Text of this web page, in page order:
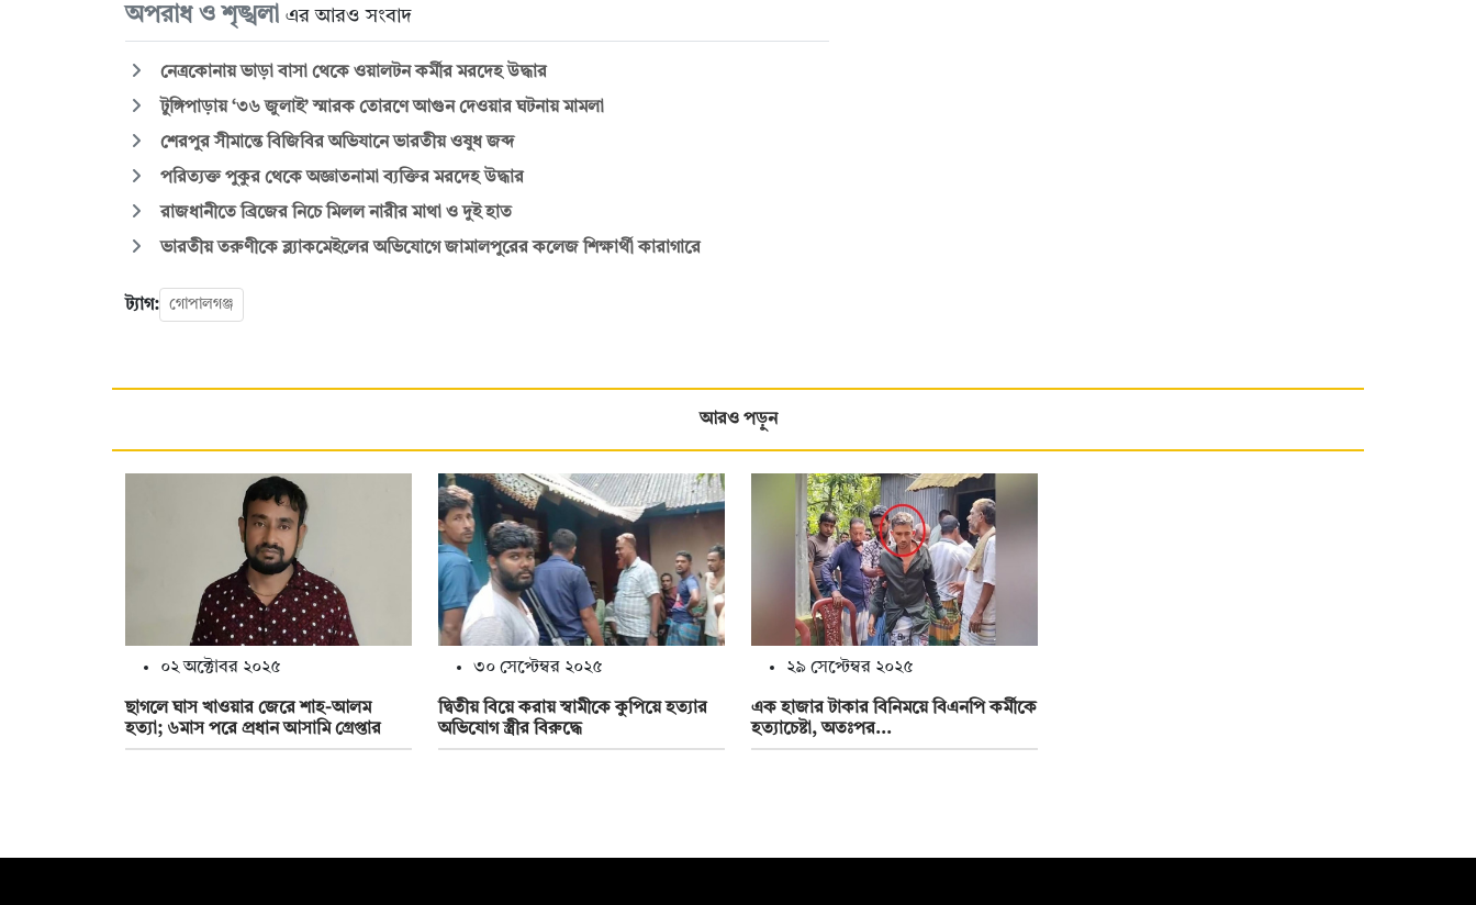
অপরাধ ও শৃঙ্খলা এর আরও সংবাদ
নেত্রকোনায় ভাড়া বাসা থেকে ওয়ালটন কর্মীর মরদেহ উদ্ধার
টুঙ্গিপাড়ায় ‘৩৬ জুলাই’ স্মারক তোরণে আগুন দেওয়ার ঘটনায় মামলা
শেরপুর সীমান্তে বিজিবির অভিযানে ভারতীয় ওষুধ জব্দ
পরিত্যক্ত পুকুর থেকে অজ্ঞাতনামা ব্যক্তির মরদেহ উদ্ধার
রাজধানীতে ব্রিজের নিচে মিলল নারীর মাথা ও দুই হাত
ভারতীয় তরুণীকে ব্ল্যাকমেইলের অভিযোগে জামালপুরের কলেজ শিক্ষার্থী কারাগারে
ট্যাগ: গোপালগঞ্জ
আরও পড়ুন
০২ অক্টোবর ২০২৫
ছাগলে ঘাস খাওয়ার জেরে শাহ-আলম
হত্যা; ৬মাস পরে প্রধান আসামি গ্রেপ্তার
৩০ সেপ্টেম্বর ২০২৫
দ্বিতীয় বিয়ে করায় স্বামীকে কুপিয়ে হত্যার
অভিযোগ স্ত্রীর বিরুদ্ধে
২৯ সেপ্টেম্বর ২০২৫
এক হাজার টাকার বিনিময়ে বিএনপি কর্মীকে
হত্যাচেষ্টা, অতঃপর...